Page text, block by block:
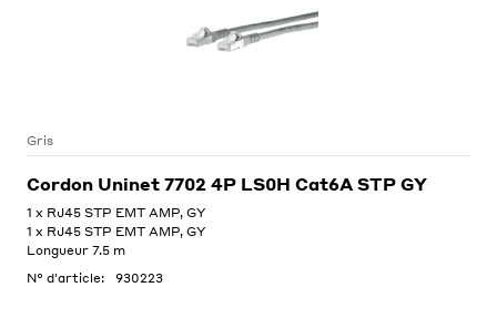
Gris
Cordon Uninet 7702 4P LS0H Cat6A STP GY
1 x RJ45 STP EMT AMP, GY
1 x RJ45 STP EMT AMP, GY
Longueur 7.5 m
N° d'article:
930223